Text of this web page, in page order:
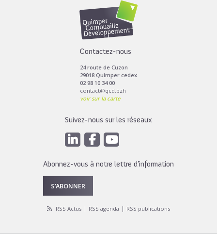
Toutes les actus de cette rubrique
Contactez-nous
24 route de Cuzon
29018 Quimper cedex
02 98 10 34 00
contact@qcd.bzh
voir sur la carte
Suivez-nous sur les réseaux
Abonnez-vous à notre lettre d’information
S’ABONNER
RSS Actus RSS agenda RSS publications